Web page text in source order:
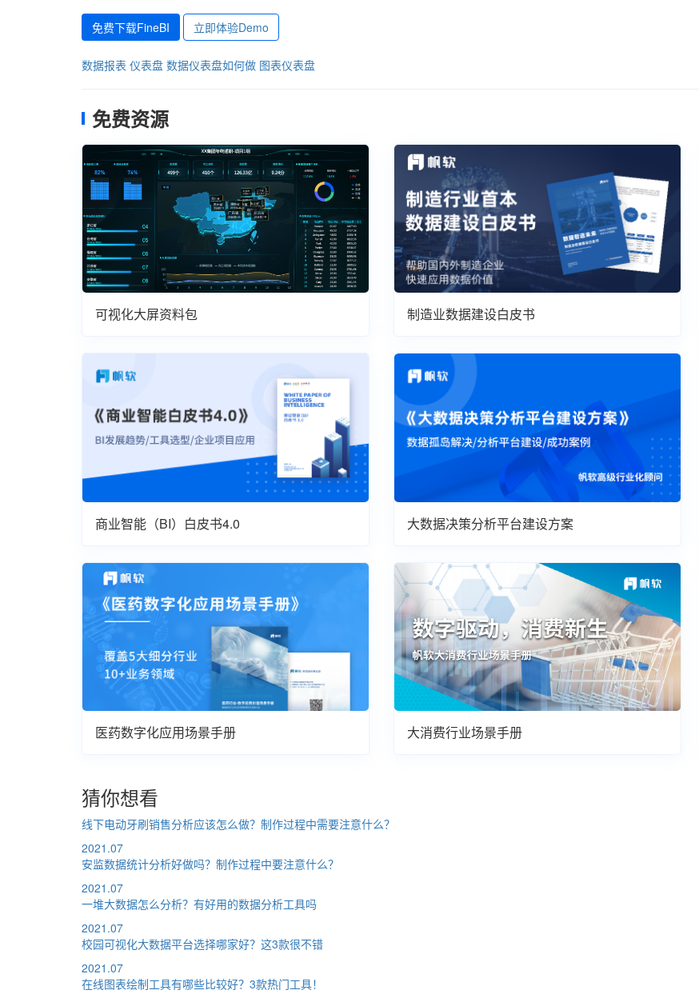
免费下载FineBI 立即体验Demo
数据报表 仪表盘 数据仪表盘如何做 图表仪表盘
免费资源
可视化大屏资料包 制造业数据建设白皮书
商业智能（BI）白皮书4.0 大数据决策分析平台建设方案
医药数字化应用场景手册 大消费行业场景手册
猜你想看
线下电动牙刷销售分析应该怎么做？制作过程中需要注意什么？
2021.07
安监数据统计分析好做吗？制作过程中要注意什么？
2021.07
一堆大数据怎么分析？有好用的数据分析工具吗
2021.07
校园可视化大数据平台选择哪家好？这3款很不错
2021.07
在线图表绘制工具有哪些比较好？3款热门工具！